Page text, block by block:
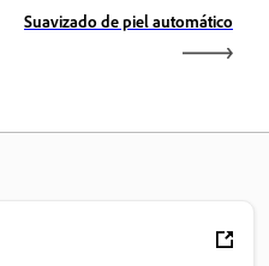
Suavizado de piel automático